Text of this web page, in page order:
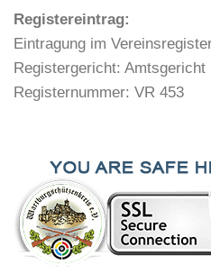
Registereintrag:
Eintragung im
Registergericht: Amtsgericht
Registernummer: VR 453